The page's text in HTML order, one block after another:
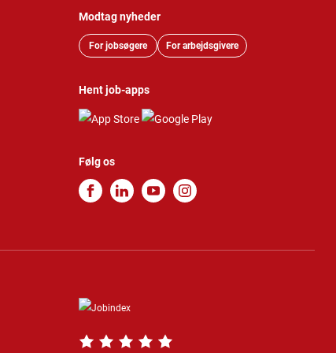
Modtag nyheder
For jobsøgere For arbejdsgivere
Hent job-apps
Følg os